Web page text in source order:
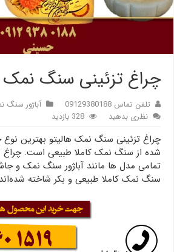
چراغ تزئینی سنگ نمک
تلفن تماس 09129380188 آباژور سنگ
نظری بدهید
328 بازدید
چراغ تزئینی سنگ نمک هالیتو بهترین
شده از سنگ نمک کاملا طبیعی است.
تمامی مدل ها مانند آباژور سنگ نمک و
سنگ نمک کاملا طبیعی و بکر شاخته